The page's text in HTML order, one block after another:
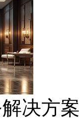
决方案